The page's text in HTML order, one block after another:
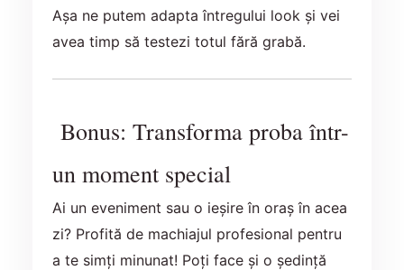
Așa ne putem adapta întregului look și vei
avea timp să testezi totul fără grabă.
Bonus: Transforma proba într-
un moment special
Ai un eveniment sau o ieșire în oraș în acea
zi? Profită de machiajul profesional pentru
a te simți minunat! Poți face și o ședință